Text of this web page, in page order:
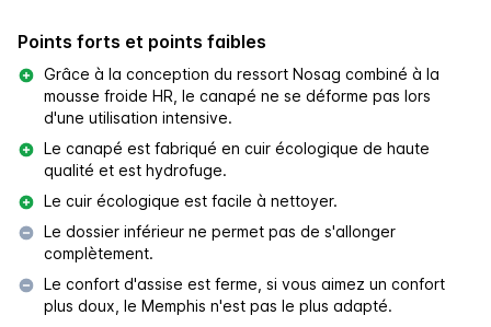
Points forts et points faibles
Grâce à la conception du ressort Nosag combiné à la
mousse froide HR, le canapé ne se déforme pas lors
d'une utilisation intensive.
Le canapé est fabriqué en cuir écologique de haute
qualité et est hydrofuge.
Le cuir écologique est facile à nettoyer.
Le dossier inférieur ne permet pas de s'allonger
complètement.
Le confort d'assise est ferme, si vous aimez un confort
plus doux, le Memphis n'est pas le plus adapté.